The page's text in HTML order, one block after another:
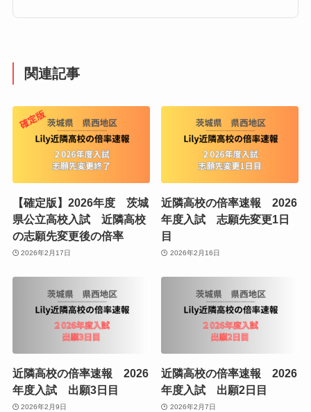
関連記事
【確定版】2026年度 茨城
県公立高校入試 近隣高校
の志願先変更後の倍率
2026年2月17日
近隣高校の倍率速報 2026
年度入試 志願先変更1日
目
2026年2月16日
近隣高校の倍率速報 2026
年度入試 出願3日目
2026年2月9日
近隣高校の倍率速報 2026
年度入試 出願2日目
2026年2月7日